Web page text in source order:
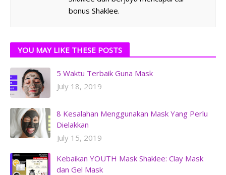
bonus Shaklee.
YOU MAY LIKE THESE POSTS
5 Waktu Terbaik Guna Mask
July 18, 2019
8 Kesalahan Menggunakan Mask Yang Perlu
Dielakkan
July 15, 2019
Kebaikan YOUTH Mask Shaklee: Clay Mask
dan Gel Mask